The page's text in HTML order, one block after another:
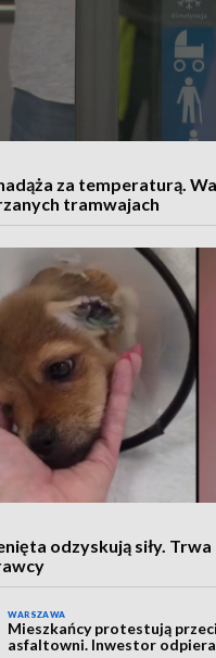
za temperaturą.
tramwajach
odzyskują siły. Trwa
WARSZAWA
Mieszkańcy protestują
asfaltowni. Inwestor